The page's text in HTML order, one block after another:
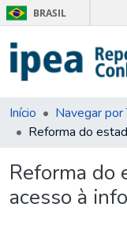
BRASIL
Início
Reforma do
acesso à